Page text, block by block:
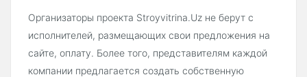
Организаторы проекта Stroyvitrina.Uz не берут с
исполнителей, размещающих свои предложения на
сайте, оплату. Более того, представителям каждой
компании предлагается создать собственную